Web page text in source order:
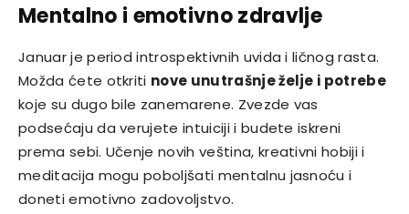
Mentalno i emotivno zdravlje
Januar je period introspektivnih uvida i ličnog rasta.
Možda ćete otkriti nove unutrašnje želje i potrebe
koje su dugo bile zanemarene. Zvezde vas
podsećaju da verujete intuiciji i budete iskreni
prema sebi. Učenje novih veština, kreativni hobiji i
meditacija mogu poboljšati mentalnu jasnoću i
doneti emotivno zadovoljstvo.